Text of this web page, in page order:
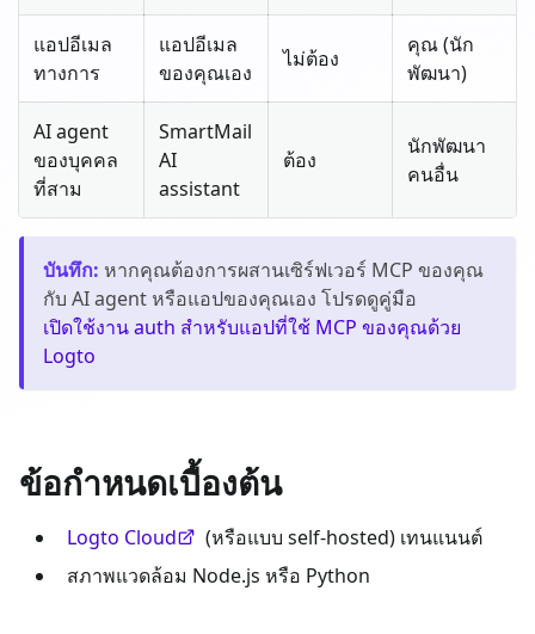
แอปอีเมล
ทางการ
แอปอีเมล
ของคุณเอง
ไม่ต้อง
คุณ (นัก
พัฒนา)
AI agent
ของบุคคล
ที่สาม
SmartMail
AI
assistant
ต้อง
นักพัฒนา
คนอื่น
บันทึก: หากคุณต้องการผสานเซิร์ฟเวอร์ MCP ของคุณ
กับ AI agent หรือแอปของคุณเอง โปรดดูคู่มือ
เปิดใช้งาน auth สำหรับแอปที่ใช้ MCP ของคุณด้วย
Logto
ข้อกำหนดเบื้องต้น
Logto Cloud
(หรือแบบ self-hosted) เทนแนนต์
สภาพแวดล้อม Node.js หรือ Python